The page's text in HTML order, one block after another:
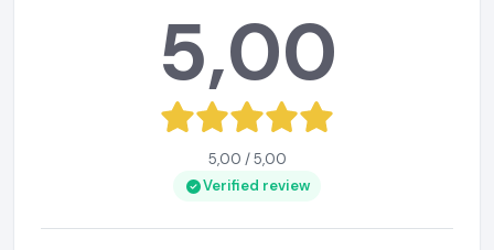
5,00
5,00 / 5,00
Verified review